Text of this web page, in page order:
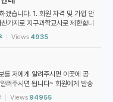
겠습니다. 1. 회원 자격 및 가입 안
가지로 지구과학교사로 제한합니
요: 1. 아이디 생성을 클릭하여
Views 4935
를 저에게 알려주시면 이곳에 공
려주시면 됩니다~ 회원에게 발송
Views 94955